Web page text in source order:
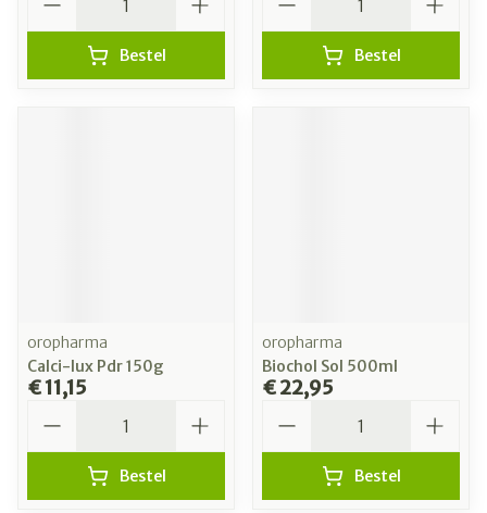
Bestel Bestel
oropharma
Calci-lux Pdr 150g
€ 11,15
Bestel
oropharma
Biochol Sol 500ml
€ 22,95
Bestel